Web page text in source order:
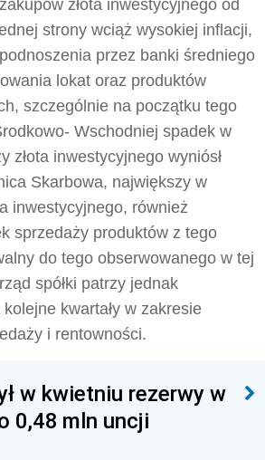
złota inwestycyjnego od
strony wciąż wysokiej inflacji,
przez banki średniego
lokat oraz produktów
szczególnie na początku tego
Wschodniej spadek w
złota inwestycyjnego wyniósł
Skarbowa, największy w
inwestycyjnego, również
sprzedaży produktów z tego
do tego obserwowanego w tej
spółki patrzy jednak
kwartały w zakresie
i rentowności.
w kwietniu rezerwy w
0,48 mln uncji